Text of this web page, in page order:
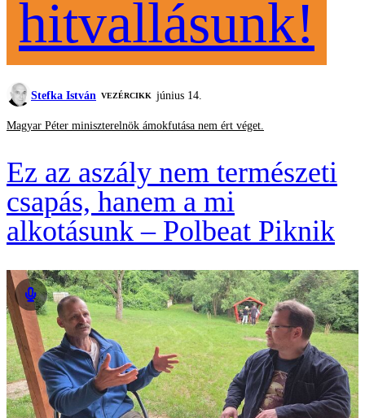
hitvallásunk!
Stefka István VEZÉRCIKK június 14.
Magyar Péter miniszterelnök ámokfutása nem ért véget.
Ez az aszály nem természeti
csapás, hanem a mi
alkotásunk – Polbeat Piknik